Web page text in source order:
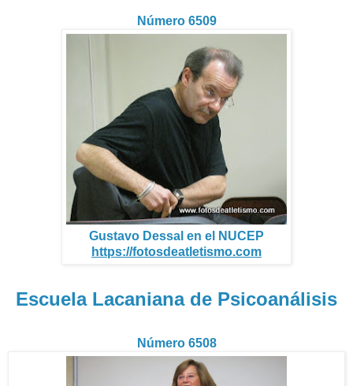
Número 6509
Gustavo Dessal en el NUCEP
https://fotosdeatletismo.com
Escuela Lacaniana de Psicoanálisis
Número 6508